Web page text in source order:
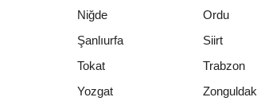
Niğde Ordu
Şanlıurfa Siirt
Tokat Trabzon
Yozgat Zonguldak